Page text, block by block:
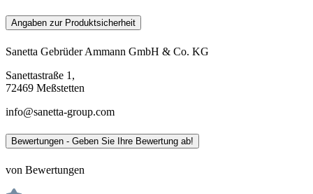
Angaben zur Produktsicherheit
Sanetta Gebrüder Ammann GmbH & Co. KG
Sanettastraße 1,
72469 Meßstetten
info@sanetta-group.com
Bewertungen - Geben Sie Ihre Bewertung ab!
von Bewertungen